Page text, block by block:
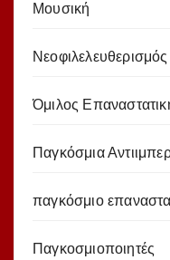
Μουσική
Νεοφιλελευθερισμός
Όμιλος
Παγκόσμια
παγκόσμιο
Παγκοσμιοποιητές